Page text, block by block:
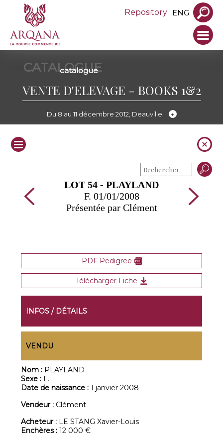
Repository ENG
CATALOGUE
catalogue
VENTE D'ELEVAGE - BOOKS 1&2
Du 8 au 11 décembre 2012, Deauville
LOT 54 - PLAYLAND
F. 01/01/2008
Présentée par Clément
PDF Pedigree
Télécharger Fiche
INFOS / DÉTAILS
VENDU
Nom : PLAYLAND
Sexe : F.
Date de naissance :1 janvier 2008
Vendeur : Clément
Acheteur : LE STANG Xavier-Louis
Enchères :12 000 €